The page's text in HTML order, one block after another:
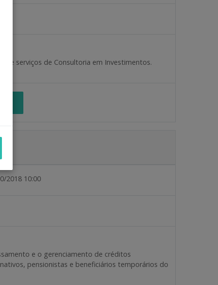
de serviços de Consultoria em Investimentos.
2018 10:00
e o gerenciamento de créditos
pensionistas e beneficiários temporários do